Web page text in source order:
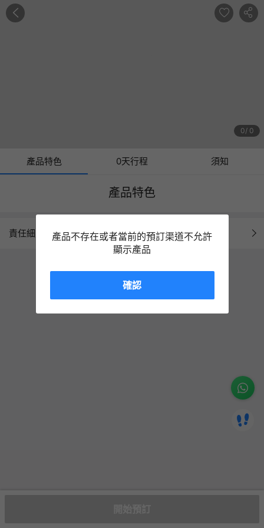
0 0
產品特色 0天行程 須知
產品特色
責任細則
產品不存在或者當前的預訂渠道不允許
顯示產品
確認